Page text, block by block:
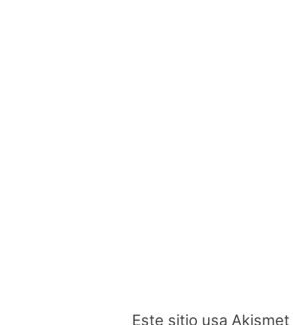
Este sitio usa